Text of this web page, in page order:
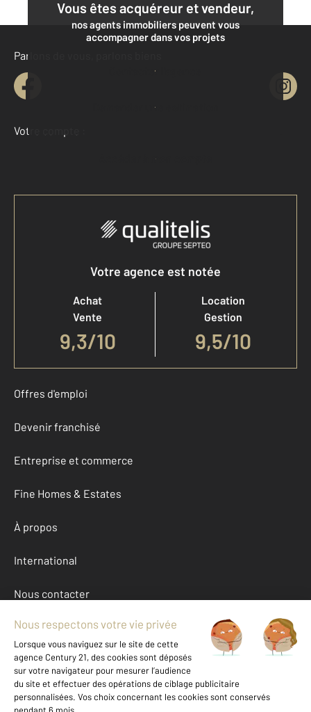
Vous êtes acquéreur et vendeur,
nos agents immobiliers peuvent vous
accompagner dans vos projets
Contacter l'agence
Demander une estimation
Parlons de vous, parlons biens
Votre compte :
Accéder à mon compte
Votre agence est notée
Achat
Vente
9,3/10
Location
Gestion
9,5/10
Offres d'emploi
Devenir franchisé
Entreprise et commerce
Fine Homes & Estates
À propos
International
Nous contacter
Mentions légales & CGU et Barèmes d'honoraires
Données personnelles
Gestionnaire des cookies